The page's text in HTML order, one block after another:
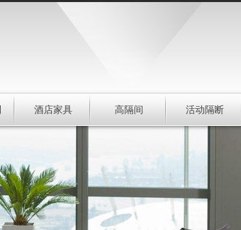
酒店家具 高隔间 活动隔断